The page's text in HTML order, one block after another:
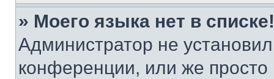
» Моего языка нет в списке!
Администратор не
конференции, или же